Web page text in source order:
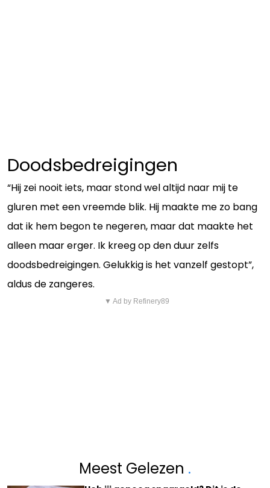
Doodsbedreigingen
“Hij zei nooit iets, maar stond wel altijd naar mij te
gluren met een vreemde blik. Hij maakte me zo bang
dat ik hem begon te negeren, maar dat maakte het
alleen maar erger. Ik kreeg op den duur zelfs
doodsbedreigingen. Gelukkig is het vanzelf gestopt”,
aldus de zangeres.
▼ Ad by Refinery89
Meest Gelezen .